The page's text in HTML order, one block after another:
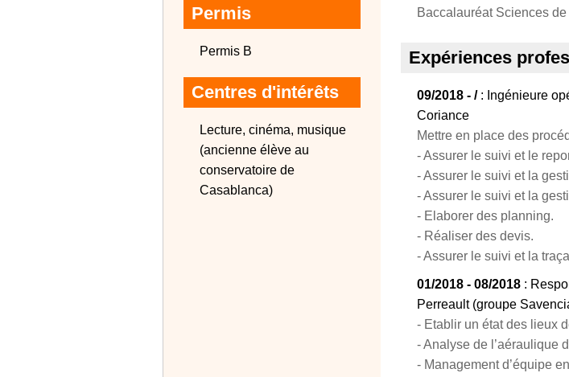
Permis
Permis B
Centres d'intérêts
Lecture, cinéma, musique
(ancienne élève au
conservatoire de
Casablanca)
Baccalauréat Sciences
Expériences
09/2018 - /: Ingénieure
Coriance
Mettre en place des
- Assurer le suivi et le
- Assurer le suivi et la
- Assurer le suivi et la
- Elaborer des planning.
- Réaliser des devis.
- Assurer le suivi et la
01/2018 - 08/2018 :
Perreault (groupe
- Etablir un état des lieux
- Analyse de l’aéraulique
- Management d’équipe